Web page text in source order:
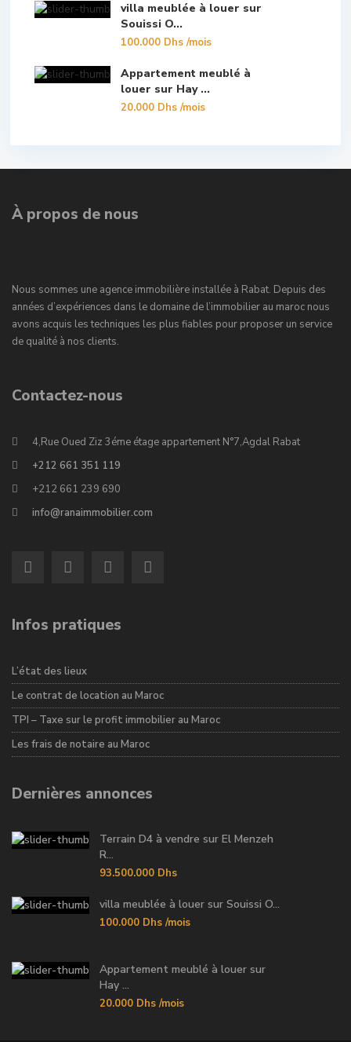
villa meublée à louer sur
Souissi O...
100.000 Dhs/mois
Appartement meublé à
louer sur Hay ...
20.000 Dhs/mois
À propos de nous
Nous sommes une agence immobilière installée à Rabat. Depuis des
années d’expériences dans le domaine de l’immobilier au maroc nous
avons acquis les techniques les plus fiables pour proposer un service
de qualité à nos clients.
Contactez-nous
4,Rue Oued Ziz 3éme étage appartement N°7,Agdal Rabat
+212 661 351 119
+212 661 239 690
info@ranaimmobilier.com
Infos pratiques
L’état des lieux
Le contrat de location au Maroc
TPI – Taxe sur le profit immobilier au Maroc
Les frais de notaire au Maroc
Dernières annonces
Terrain D4 à vendre sur El Menzeh
R...
93.500.000 Dhs
villa meublée à louer sur Souissi O...
100.000 Dhs /mois
Appartement meublé à louer sur
Hay ...
20.000 Dhs /mois